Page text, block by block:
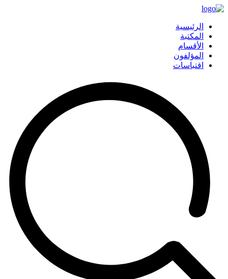
الرئيسية
المكتبة
الأقسام
المؤلفون
اقتباسات